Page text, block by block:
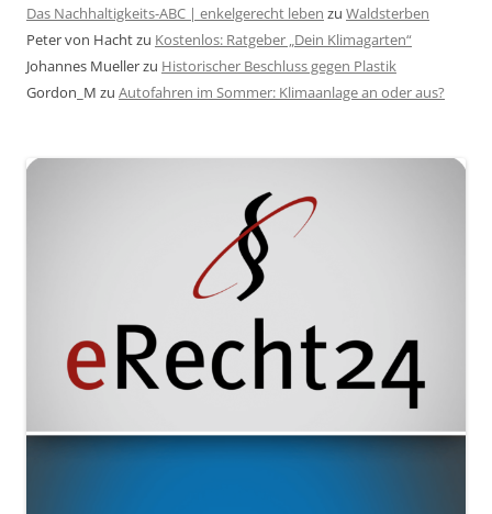
Das Nachhaltigkeits-ABC | enkelgerecht leben zu Waldsterben
Peter von Hachtzu Kostenlos: Ratgeber „Dein Klimagarten“
Johannes Muellerzu Historischer Beschluss gegen Plastik
Gordon_M zu Autofahren im Sommer: Klimaanlage an oder aus?